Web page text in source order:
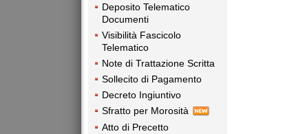
Deposito Telematico
Documenti
Visibilità Fascicolo
Telematico
Note di Trattazione Scritta
Sollecito di Pagamento
Decreto Ingiuntivo
Sfratto per Morosità
Atto di Precetto